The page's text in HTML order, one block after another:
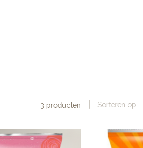
3 producten Sorteren op